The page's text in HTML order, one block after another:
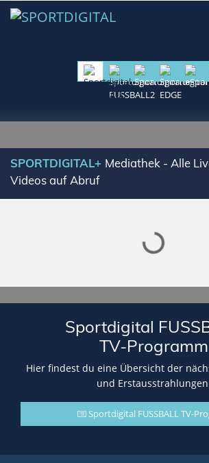
SPORTDIGITAL+ Mediathek - Alle
Videos auf Abruf
Lade SPORTDIGITAL+ Mediathek
Sportdigital
TV-Programm
Hier findest du eine Übersicht der
und
Sportdigital FUSSBALL TV-